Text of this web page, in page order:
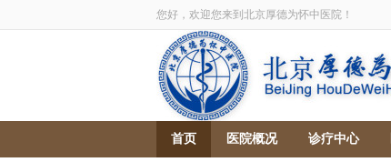
您好，欢迎您来到北京厚德为怀中医院！
首页 医院概况 诊疗中心